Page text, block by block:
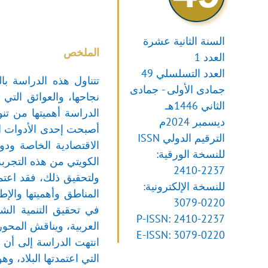
الملخص
تتناول هذه الدراسة
نجاحها، والعوائق
أصبحت إحدى الأدوات
الاقتصادية الخاصة
الكويتي من هذه
ولتحقيق ذلك، فقد
المناطق وأهميتها
في تحقيق التنمية
العربية، ويناقش
انتهت الدراسة إلى
التي اعتمدتها
السنة الثانية عشرة
العدد 1
العدد التسلسلي 49
جمادى الأولى - جمادى
الثاني 1446هـ
ديسمبر 2024م
الترقيم الدولي ISSN
للنسخة الورقية:
2410-2237
للنسخة الإلكترونية:
3079-0220
P-ISSN: 2410-2237
E-ISSN: 3079-0220